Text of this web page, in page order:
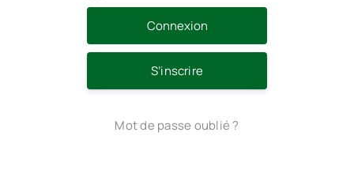
S’inscrire
Mot de passe oublié ?